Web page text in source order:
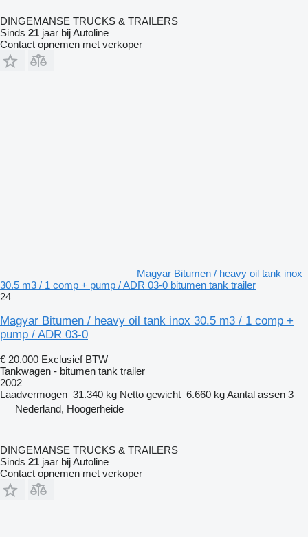
DINGEMANSE TRUCKS & TRAILERS
Sinds 21 jaar bij Autoline
Contact opnemen met verkoper
Magyar Bitumen / heavy oil tank inox
30.5 m3 / 1 comp + pump / ADR 03-0 bitumen tank trailer
24
Magyar Bitumen / heavy oil tank inox 30.5 m3 / 1 comp +
pump / ADR 03-0
€ 20.000 Exclusief BTW
Tankwagen - bitumen tank trailer
2002
Laadvermogen 31.340 kg Netto gewicht 6.660 kgAantal assen 3
Nederland, Hoogerheide
DINGEMANSE TRUCKS & TRAILERS
Sinds 21 jaar bij Autoline
Contact opnemen met verkoper